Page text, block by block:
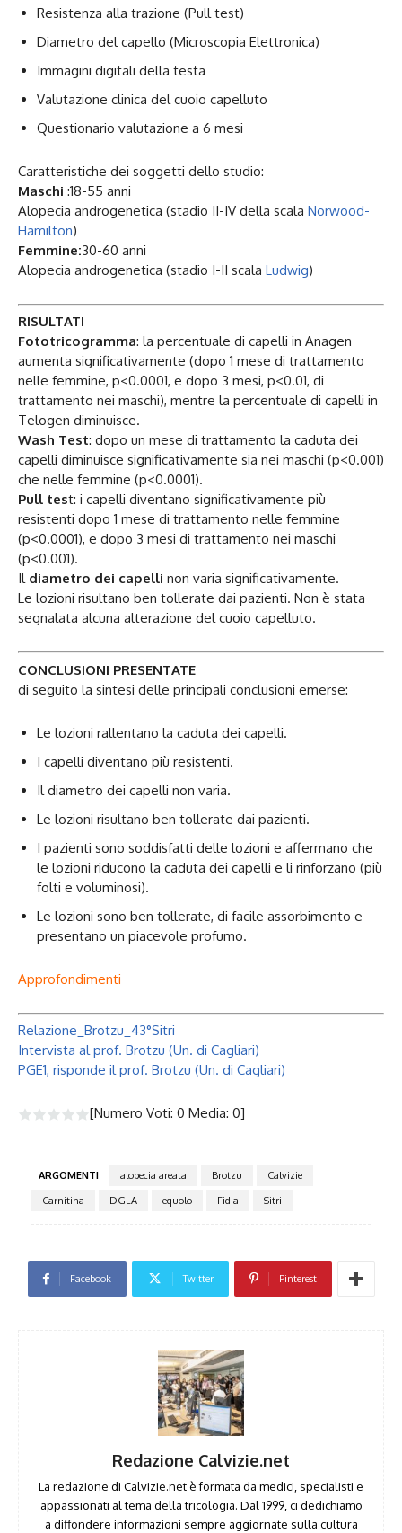
Resistenza alla trazione (Pull test)
Diametro del capello (Microscopia Elettronica)
Immagini digitali della testa
Valutazione clinica del cuoio capelluto
Questionario valutazione a 6 mesi
Caratteristiche dei soggetti dello studio:
Maschi :18-55 anni
Alopecia androgenetica (stadio II-IV della scala Norwood-
Hamilton)
Femmine:30-60 anni
Alopecia androgenetica (stadio I-II scala Ludwig)
RISULTATI
Fototricogramma: la percentuale di capelli in Anagen
aumenta significativamente (dopo 1 mese di trattamento
nelle femmine, p<0.0001, e dopo 3 mesi, p<0.01, di
trattamento nei maschi), mentre la percentuale di capelli in
Telogen diminuisce.
Wash Test: dopo un mese di trattamento la caduta dei
capelli diminuisce significativamente sia nei maschi (p<0.001)
che nelle femmine (p<0.0001).
Pull test: i capelli diventano significativamente più
resistenti dopo 1 mese di trattamento nelle femmine
(p<0.0001), e dopo 3 mesi di trattamento nei maschi
(p<0.001).
Il diametro dei capelli non varia significativamente.
Le lozioni risultano ben tollerate dai pazienti. Non è stata
segnalata alcuna alterazione del cuoio capelluto.
CONCLUSIONI PRESENTATE
di seguito la sintesi delle principali conclusioni emerse:
Le lozioni rallentano la caduta dei capelli.
I capelli diventano più resistenti.
Il diametro dei capelli non varia.
Le lozioni risultano ben tollerate dai pazienti.
I pazienti sono soddisfatti delle lozioni e affermano che
le lozioni riducono la caduta dei capelli e li rinforzano (più
folti e voluminosi).
Le lozioni sono ben tollerate, di facile assorbimento e
presentano un piacevole profumo.
Approfondimenti
Relazione_Brotzu_43°Sitri
Intervista al prof. Brotzu (Un. di Cagliari)
PGE1, risponde il prof. Brotzu (Un. di Cagliari)
[Numero Voti: 0 Media: 0]
ARGOMENTI alopecia areata Brotzu
Calvizie
Carnitina
DGLA equolo Fidia Sitri
Facebook Twitter Pinterest
Redazione Calvizie.net
La redazione di Calvizie.net è formata da medici, specialisti e
appassionati al tema della tricologia. Dal 1999, ci dedichiamo
a diffondere informazioni sempre aggiornate sulla cultura